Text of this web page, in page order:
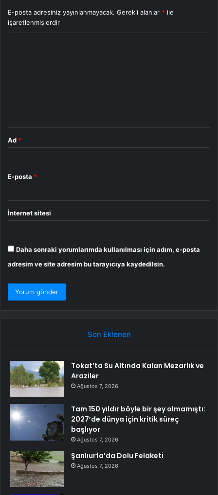
E-posta adresiniz yayınlanmayacak. Gerekli alanlar * ile
işaretlenmişlerdir
Ad *
E-posta *
İnternet sitesi
Daha sonraki yorumlarımda kullanılması için adım, e-posta
adresim ve site adresim bu tarayıcıya kaydedilsin.
Son Eklenen
Tokat’ta Su Altında Kalan Mezarlık ve
Araziler
Ağustos 7, 2026
Tam 150 yıldır böyle bir şey olmamıştı:
2027’de dünya için kritik süreç
başlıyor
Ağustos 7, 2026
Şanlıurfa’da Dolu Felaketi
Ağustos 7, 2026